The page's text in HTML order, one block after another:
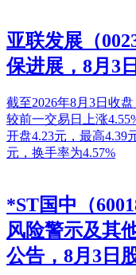
亚联发展（
保进展，8月3
截至2026年8月3日收
较前一交易日上涨
开盘4.23元，最高4.39
元，换手率为4.57%
*ST国中（
风险警示及其
公告，8月3日